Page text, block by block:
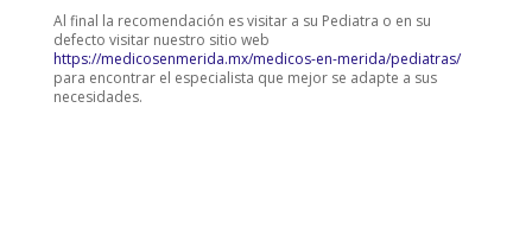
Al final la recomendación es visitar a su Pediatra o en su
defecto visitar nuestro sitio web
https://medicosenmerida.mx/medicos-en-merida/pediatras/
para encontrar el especialista que mejor se adapte a sus
necesidades.